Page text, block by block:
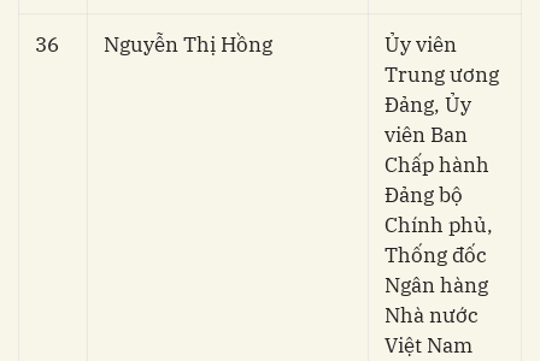
36 Nguyễn Thị Hồng
Ủy viên
Trung ương
Đảng, Ủy
viên Ban
Chấp hành
Đảng bộ
Chính phủ,
Thống đốc
Ngân hàng
Nhà nước
Việt Nam